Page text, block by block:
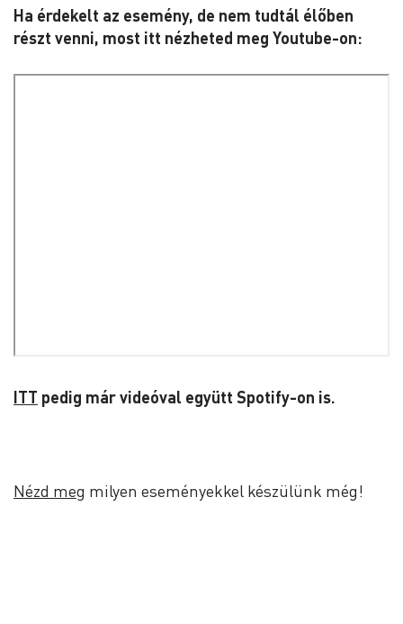
Ha érdekelt az esemény, de nem tudtál élőben
részt venni, most itt nézheted meg Youtube-on:
ITT pedig már videóval együtt Spotify-on is.
Nézd meg milyen eseményekkel készülünk még!